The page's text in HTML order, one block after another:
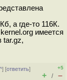
а где-то 116К.
имеется
tar.gz,
] [ответить]
+5
+ / –